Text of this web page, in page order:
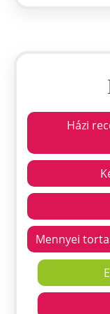
Házi
Mennyei